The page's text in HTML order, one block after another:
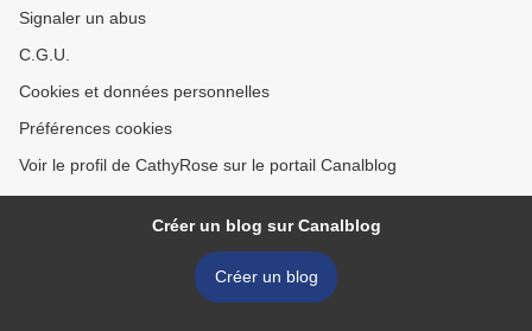
Signaler un abus
C.G.U.
Cookies et données personnelles
Préférences cookies
Voir le profil de CathyRose sur le portail Canalblog
Créer un blog sur Canalblog
Créer un blog